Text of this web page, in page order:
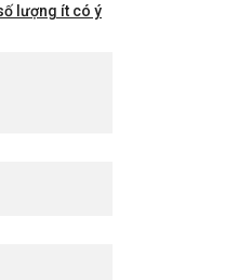
lượng ít có ý